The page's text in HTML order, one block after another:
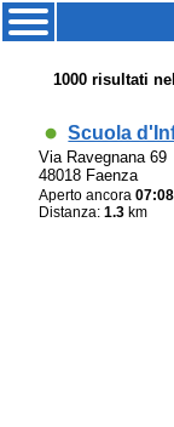
1000 risultati
Scuola
Via Ravegnana 69
48018 Faenza
Aperto ancora07:08
Distanza:1.3 km